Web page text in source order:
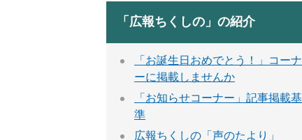
「広報ちくしの」の紹介
「お誕生日おめでとう！」コーナ
ーに掲載しませんか
「お知らせコーナー」記事掲載基
準
広報ちくしの「声のたより」